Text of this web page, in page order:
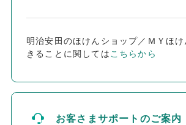
明治安田のほけんショップ／ＭＹほ
きることに関してはこちらから
お客さまサポートのご案内